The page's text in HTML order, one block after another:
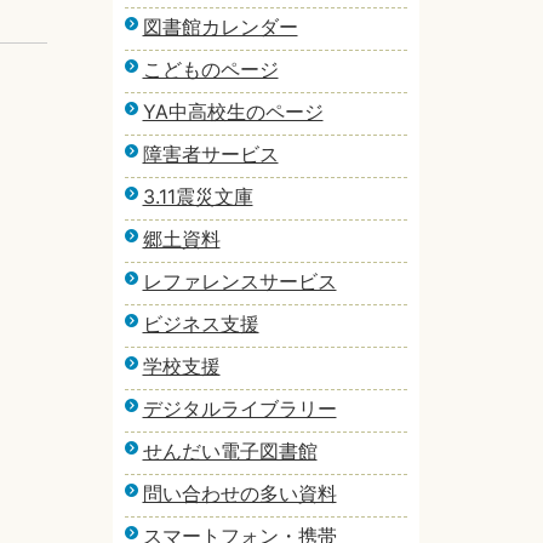
図書館カレンダー
こどものページ
YA中高校生のページ
障害者サービス
3.11震災文庫
郷土資料
レファレンスサービス
ビジネス支援
学校支援
デジタルライブラリー
せんだい電子図書館
問い合わせの多い資料
スマートフォン・携帯